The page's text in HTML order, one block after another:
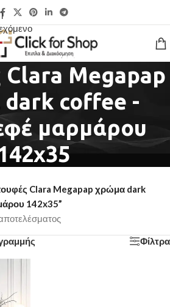
Megapap
coffee -
μαρμάρου
Clara Megapap χρώμα dark
142x35”
Φίλτρα